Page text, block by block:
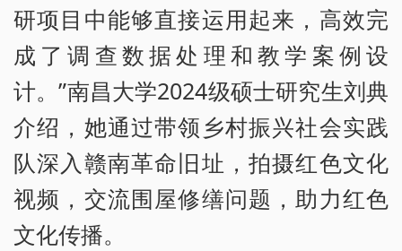
研项目中能够直接运用起来，高效完
成了调查数据处理和教学案例设
计。”南昌大学2024级硕士研究生刘典
介绍，她通过带领乡村振兴社会实践
队深入赣南革命旧址，拍摄红色文化
视频，交流围屋修缮问题，助力红色
文化传播。